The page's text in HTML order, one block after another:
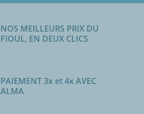
NOS MEILLEURS PRIX DU
FIOUL, EN DEUX CLICS
PAIEMENT 3x et 4x AVEC
ALMA